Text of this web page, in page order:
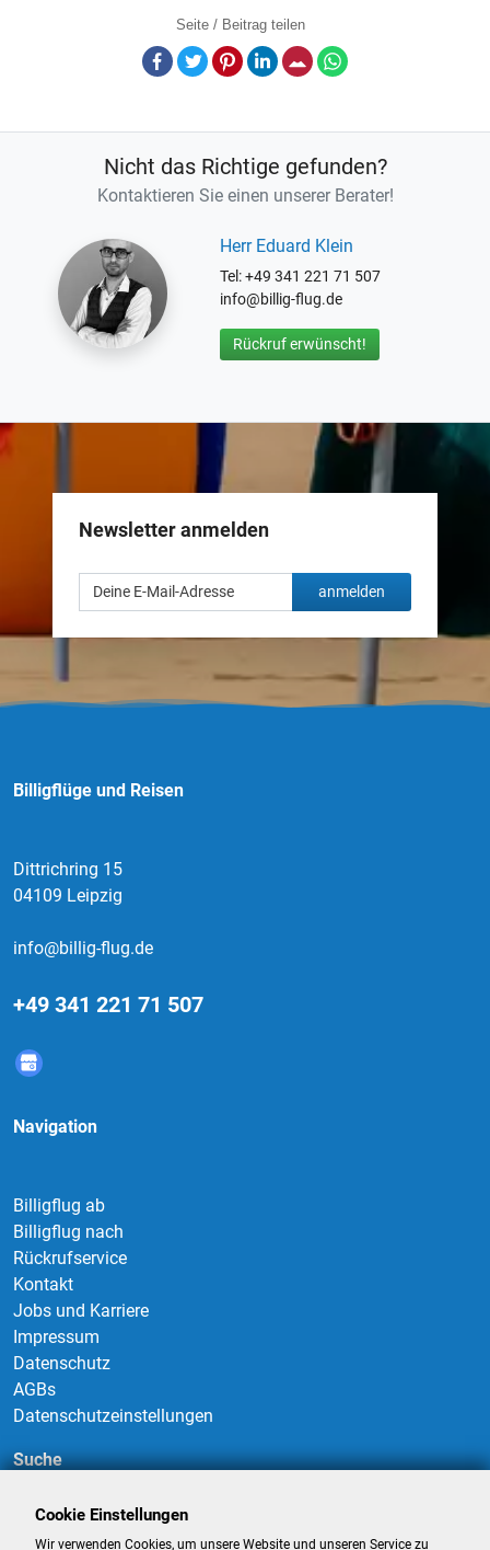
Seite / Beitrag teilen
Facebook
TwitterPinterestLinkedInE-Mail
Nicht das Richtige gefunden?
Kontaktieren Sie einen unserer Berater!
Herr Eduard Klein
Tel: +49 341 221 71 507
info@billig-flug.de
Rückruf erwünscht!
Newsletter anmelden
anmelden
Billigflüge und Reisen
Dittrichring 15
04109 Leipzig
info@billig-flug.de
+49 341 221 71 507
Navigation
Billigflug ab
Billigflug nach
Rückrufservice
Kontakt
Jobs und Karriere
Impressum
Datenschutz
AGBs
Datenschutzeinstellungen
Suche
Cookie Einstellungen
Wir verwenden Cookies, um unsere Website und unseren Service zu